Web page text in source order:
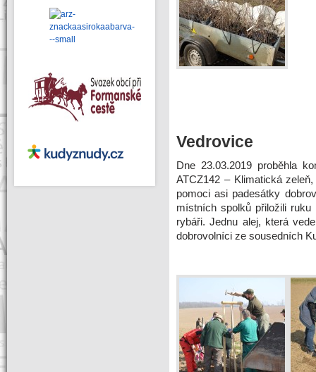
Vedrovice
Dne 23.03.2019 proběhla
ATCZ142 – Klimatická
pomoci asi padesátky
místních spolků přiložili
rybáři. Jednu alej, která
dobrovolníci ze sousedních